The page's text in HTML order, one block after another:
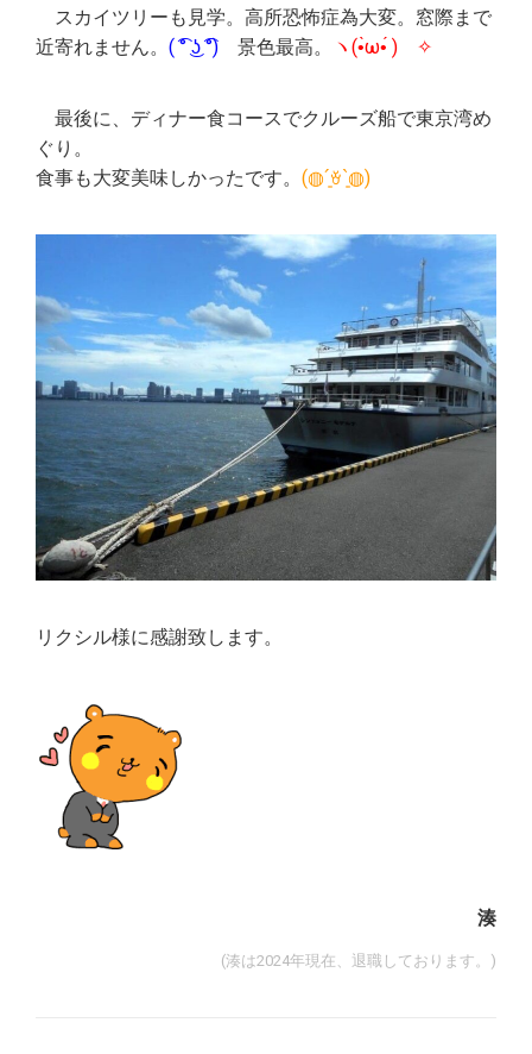
スカイツリーも見学。高所恐怖症為大変。窓際まで
近寄れません。 ( ͡° ͜ʖ ͡°) 景色最高。 ヽ(•̀ω•́ )ゝ✧
最後に、ディナー食コースでクルーズ船で東京湾め
ぐり。
食事も大変美味しかったです。 (◍´͈ꈊ`͈◍)
リクシル様に感謝致します。
湊
(湊は2024年現在、退職しております。)